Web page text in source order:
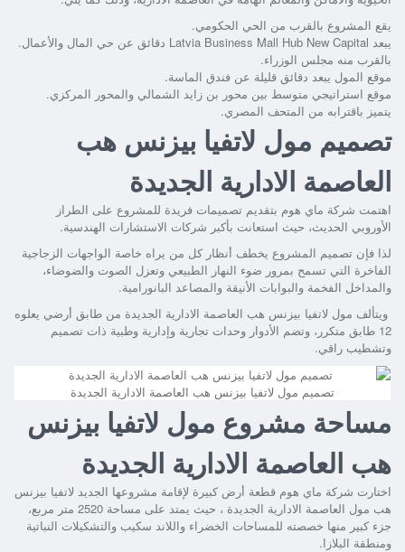
يقع المشروع بالقرب من الحي الحكومي.
يبعد Latvia Business Mall Hub New Capital دقائق عن حي المال والأعمال.
بالقرب منه مجلس الوزراء.
موقع المول يبعد دقائق قليلة عن فندق الماسة.
موقع استراتيجي متوسط بين محور بن زايد الشمالي والمحور المركزي.
يتميز باقترابه من المتحف المصري.
تصميم مول لاتفيا بيزنس هب
العاصمة الادارية الجديدة
اهتمت شركة ماي هوم بتقديم تصميمات فريدة للمشروع على الطراز
الأوروبي الحديث، حيث استعانت بأكبر شركات الاستشارات الهندسية.
لذا فإن تصميم المشروع يخطف أنظار كل من يراه خاصة الواجهات الزجاجية
الفاخرة التي تسمح بمرور ضوء النهار الطبيعي وتعزل الصوت والضوضاء،
والمداخل الفخمة والبوابات الأنيقة والمصاعد البانورامية.
ويتألف مول لاتفيا بيزنس هب العاصمة الادارية الجديدة من طابق أرضي يعلوه
12 طابق متكرر، وتضم الأدوار وحدات تجارية وإدارية وطبية ذات تصميم
وتشطيب راقي.
تصميم مول لاتفيا بيزنس هب العاصمة الادارية الجديدة
مساحة مشروع مول لاتفيا بيزنس
هب العاصمة الادارية الجديدة
اختارت شركة ماي هوم قطعة أرض كبيرة لإقامة مشروعها الجديد لاتفيا بيزنس
هب مول العاصمة الادارية الجديدة
، حيث يمتد على مساحة 2520 متر مربع،
جزء كبير منها خصصته للمساحات الخضراء واللاند سكيب والتشكيلات النباتية
ومنطقة البلازا.